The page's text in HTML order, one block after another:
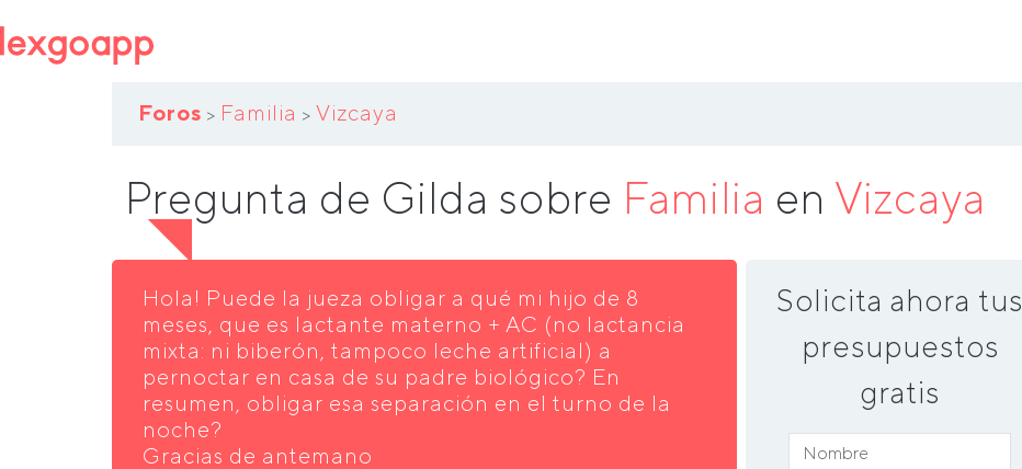
Foros > Familia > Vizcaya
Pregunta de Gilda sobre Familia en Vizcaya
Hola! Puede la jueza obligar a qué mi hijo de 8
meses, que es lactante materno + AC (no lactancia
mixta: ni biberón, tampoco leche artificial) a
pernoctar en casa de su padre biológico? En
resumen, obligar esa separación en el turno de la
noche?
Gracias de antemano
Solicita ahora tus
presupuestos
gratis